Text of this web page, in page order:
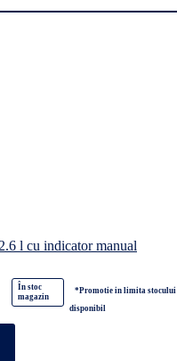
l cu indicator manual
În stoc
magazin
*Promotie in limita stocului
disponibil